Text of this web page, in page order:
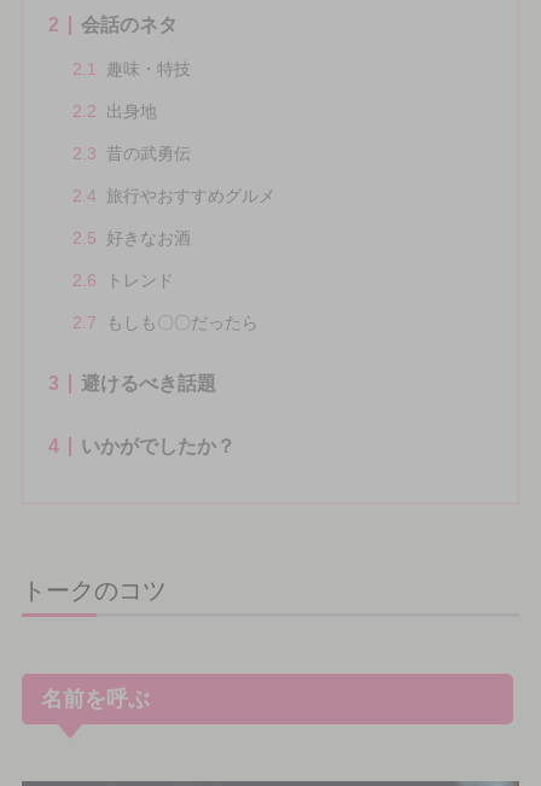
2 会話のネタ
2.1 趣味・特技
2.2 出身地
2.3 昔の武勇伝
2.4 旅行やおすすめグルメ
2.5 好きなお酒
2.6 トレンド
2.7 もしも〇〇だったら
3 避けるべき話題
4 いかがでしたか？
トークのコツ
名前を呼ぶ